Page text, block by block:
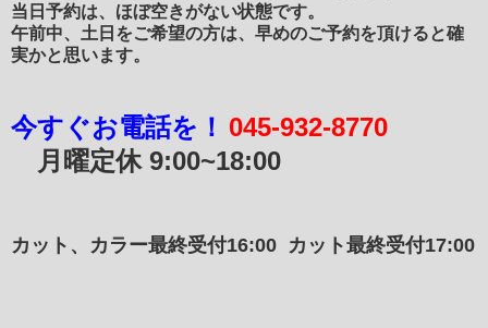
当日予約は、ほぼ空きがない状態です。
午前中、土日をご希望の方は、早めのご予約を頂けると確
実かと思います。
今すぐお電話を！ 045-932-8770
月曜定休 9:00~18:00
カット、カラー最終受付16:00 カット最終受付17:00